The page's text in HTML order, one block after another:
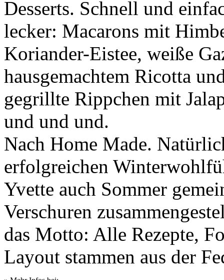
Desserts. Schnell und
lecker: Macarons mit
Koriander-Eistee, weiße
hausgemachtem Ricotta
gegrillte Rippchen mit
und und und.
Nach Home Made.
erfolgreichen
Yvette auch Sommer
Verschuren
das Motto: Alle Rezepte,
Layout stammen aus der